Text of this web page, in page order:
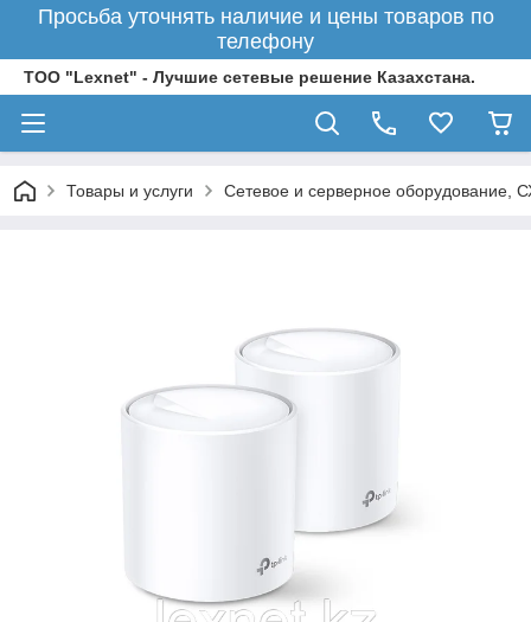
Просьба уточнять наличие и цены товаров по
телефону
ТОО "Lexnet" - Лучшие сетевые решение Казахстана.
Товары и услуги Сетевое и серверное оборудование,